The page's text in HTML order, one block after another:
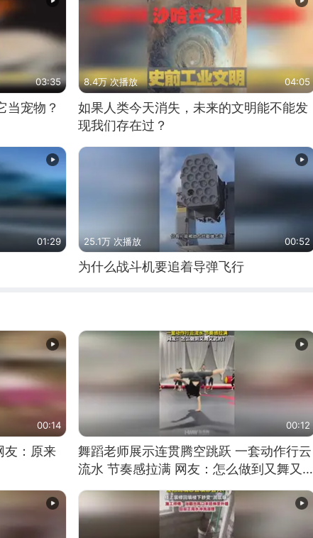
03:35
当宠物？
8.4万 次播放 04:05
如果人类今天消失，未来的文明能不能发
现我们存在过？
01:29 25.1万 次播放 00:52
为什么战斗机要追着导弹飞行
00:14
友：原来
00:12
舞蹈老师展示连贯腾空跳跃 一套动作行云
流水 节奏感拉满 网友：怎么做到又舞又武